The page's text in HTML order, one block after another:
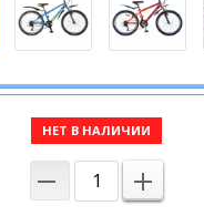
НЕТ В НАЛИЧИИ